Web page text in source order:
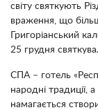
світу святкують
враження, що
Григоріанський
25 грудня
СПА – готель
народні традиції,
намагається